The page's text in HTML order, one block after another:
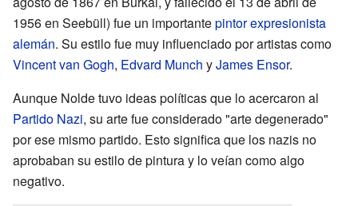
1956 en Seebüll) fue un importantepintorexpresionista
alemán. Su estilo fue muy influenciado por artistas como
Vincent van Gogh, Edvard Munch yJames Ensor.
Aunque Nolde tuvo ideas políticas que lo acercaron al
Partido Nazi, su arte fue considerado "arte degenerado"
por ese mismo partido. Esto significa que los nazis no
aprobaban su estilo de pintura y lo veían como algo
negativo.